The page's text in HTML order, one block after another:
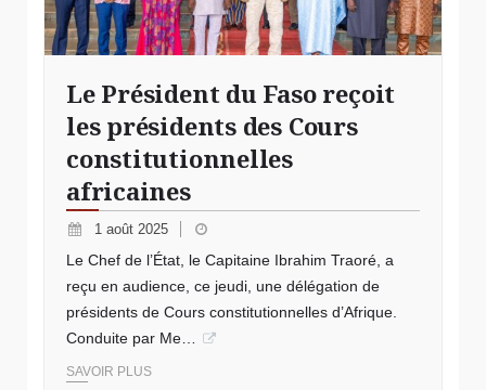
Le Président du Faso reçoit
les présidents des Cours
constitutionnelles
africaines
1 août 2025
Le Chef de l’État, le Capitaine Ibrahim Traoré, a
reçu en audience, ce jeudi, une délégation de
présidents de Cours constitutionnelles d’Afrique.
Conduite par Me…
SAVOIR PLUS